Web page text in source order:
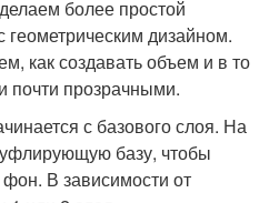
более простой
дизайном.
как создавать объем и в то
почти прозрачными.
с базового слоя. На
базу, чтобы
В зависимости от